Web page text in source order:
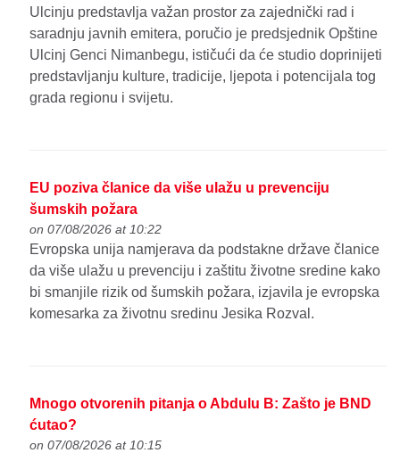
Ulcinju predstavlja važan prostor za zajednički rad i
saradnju javnih emitera, poručio je predsjednik Opštine
Ulcinj Genci Nimanbegu, ističući da će studio doprinijeti
predstavljanju kulture, tradicije, ljepota i potencijala tog
grada regionu i svijetu.
EU poziva članice da više ulažu u prevenciju
šumskih požara
on 07/08/2026 at 10:22
Evropska unija namjerava da podstakne države članice
da više ulažu u prevenciju i zaštitu životne sredine kako
bi smanjile rizik od šumskih požara, izjavila je evropska
komesarka za životnu sredinu Jesika Rozval.
Mnogo otvorenih pitanja o Abdulu B: Zašto je BND
ćutao?
on 07/08/2026 at 10:15